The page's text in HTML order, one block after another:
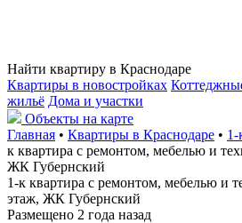
Найти квартиру в Краснодаре
Квартиры в новостройках
жильё Дома и участки
Объекты на карте
Главная • Квартиры в Краснодаре • 1-
к квартира с ремонтом, мебелью и
ЖК Губернский
1-к квартира с ремонтом, мебелью и
этаж, ЖК Губернский
Размещено 2 года назад